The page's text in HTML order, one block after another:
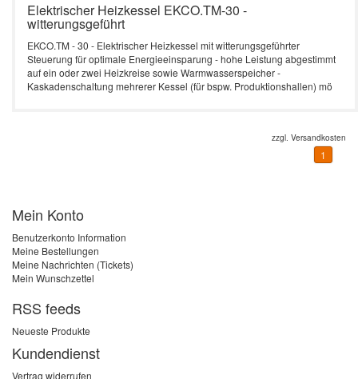
Elektrischer Heizkessel EKCO.TM-30 -
witterungsgeführt
EKCO.TM - 30 - Elektrischer Heizkessel mit witterungsgeführter
Steuerung für optimale Energieeinsparung - hohe Leistung abgestimmt
auf ein oder zwei Heizkreise sowie Warmwasserspeicher -
Kaskadenschaltung mehrerer Kessel (für bspw. Produktionshallen) mö
zzgl. Versandkosten
1
Mein Konto
Benutzerkonto Information
Meine Bestellungen
Meine Nachrichten (Tickets)
Mein Wunschzettel
RSS feeds
Neueste Produkte
Kundendienst
Vertrag widerrufen